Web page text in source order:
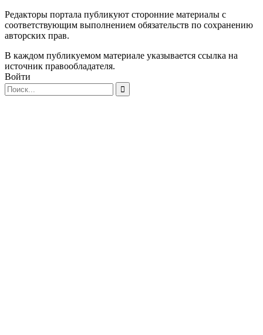
Редакторы портала публикуют сторонние материалы с
соответствующим выполнением обязательств по сохранению
авторских прав.
В каждом публикуемом материале указывается ссылка на
источник правообладателя.
Войти